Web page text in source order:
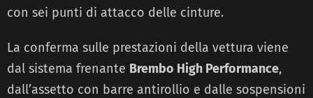
con sei punti di attacco delle cinture.
La conferma sulle prestazioni della vettura viene
dal sistema frenante Brembo High Performance,
dall’assetto con barre antirollio e dalle sospensioni